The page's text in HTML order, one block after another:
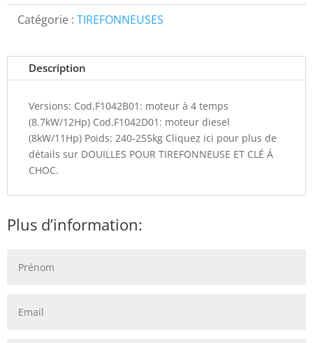
Catégorie : TIREFONNEUSES
Description
Versions: Cod.F1042B01: moteur à 4 temps
(8.7kW/12Hp) Cod.F1042D01: moteur diesel
(8kW/11Hp) Poids: 240-255kg Cliquez ici pour plus de
détails sur DOUILLES POUR TIREFONNEUSE ET CLÉ Á
CHOC.
Plus d’information: